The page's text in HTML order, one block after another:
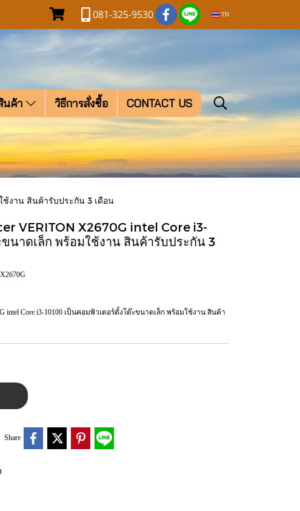
081-325-9530 TH
นค้า วิธีการสั่งซื้อ CONTACT US
ช้งาน สินค้ารับประกัน 3 เดือน
VERITON X2670G intel Core i3-
นาดเล็ก พร้อมใช้งาน สินค้ารับประกัน 3
intel Core i3-10100 เป็นคอมพิวเตอร์ตั้งโต๊ะขนาดเล็ก พร้อมใช้งาน สินค้า
Share